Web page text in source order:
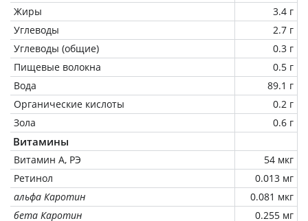
Жиры
3.4 г
Углеводы
2.7 г
Углеводы (общие)
0.3 г
Пищевые волокна
0.5 г
Вода
89.1 г
Органические кислоты
0.2 г
Зола
0.6 г
Витамины
Витамин А, РЭ
54 мкг
Ретинол
0.013 мг
альфа Каротин
0.081 мкг
бета Каротин
0.255 мг